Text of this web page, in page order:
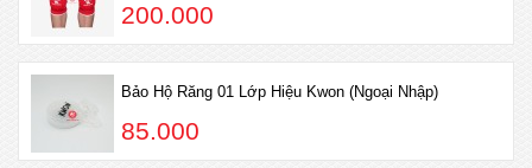
200.000
Bảo Hộ Răng 01 Lớp Hiệu Kwon (Ngoại Nhập)
85.000